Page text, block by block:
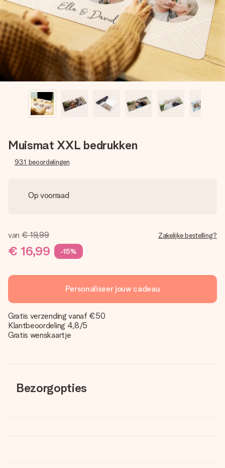
jullie foto of een boodschap die raakt. Zonder gedoe, maar
met alle aandacht voor het moment.
Muismat XXL bedrukken
931 beoordelingen
Op voorraad
van € 19,99
€ 16,99 -15%
Zakelijke bestelling?
Personaliseer jouw cadeau
Gratis verzending vanaf €50
Klantbeoordeling 4,8/5
Gratis wenskaartje
Bezorgopties